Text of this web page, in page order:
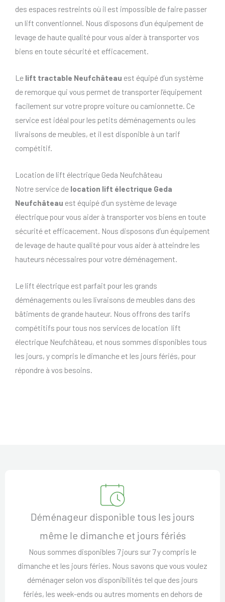
des espaces restreints où il est impossible de faire passer
un lift conventionnel. Nous disposons d’un équipement de
levage de haute qualité pour vous aider à transporter vos
biens en toute sécurité et efficacement.
Le lift tractable Neufchâteau est équipé d’un système
de remorque qui vous permet de transporter l’équipement
facilement sur votre propre voiture ou camionnette. Ce
service est idéal pour les petits déménagements ou les
livraisons de meubles, et il est disponible à un tarif
compétitif.
Location de lift électrique Geda Neufchâteau
Notre service de location lift électrique Geda
Neufchâteau est équipé d’un système de levage
électrique pour vous aider à transporter vos biens en toute
sécurité et efficacement. Nous disposons d’un équipement
de levage de haute qualité pour vous aider à atteindre les
hauteurs nécessaires pour votre déménagement.
Le lift électrique est parfait pour les grands
déménagements ou les livraisons de meubles dans des
bâtiments de grande hauteur. Nous offrons des tarifs
compétitifs pour tous nos services de location lift
électrique Neufchâteau, et nous sommes disponibles tous
les jours, y compris le dimanche et les jours fériés, pour
répondre à vos besoins.
Déménageur disponible tous les jours
même le dimanche et jours fériés
Nous sommes disponibles 7 jours sur 7 y compris le
dimanche et les jours féries. Nous savons que vous voulez
déménager selon vos disponibilités tel que des jours
fériés, les week-ends ou autres moments en dehors de